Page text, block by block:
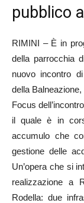
pubblico
RIMINI – È in
della parrocchia
nuovo incontro
della
Focus
il quale è in
accumulo che
gestione delle
Un’opera che si
realizzazione a
Rodella: due